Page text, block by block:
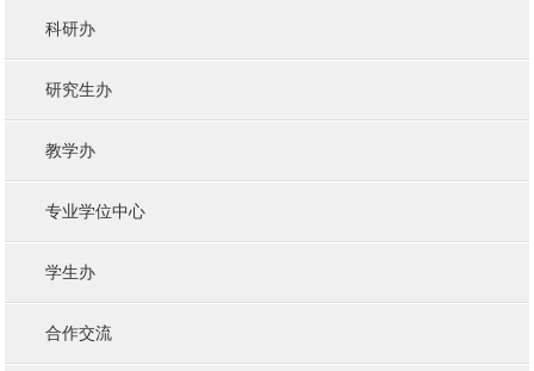
科研办
研究生办
教学办
专业学位中心
学生办
合作交流